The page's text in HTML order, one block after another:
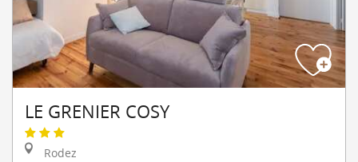
LE GRENIER COSY
Rodez